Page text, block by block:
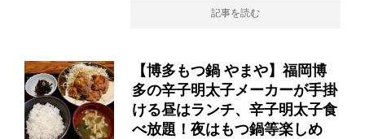
記事を読む
【博多もつ鍋 やまや】福岡博
多の辛子明太子メーカーが手掛
ける昼はランチ、辛子明太子食
べ放題！夜はもつ鍋等楽しめ